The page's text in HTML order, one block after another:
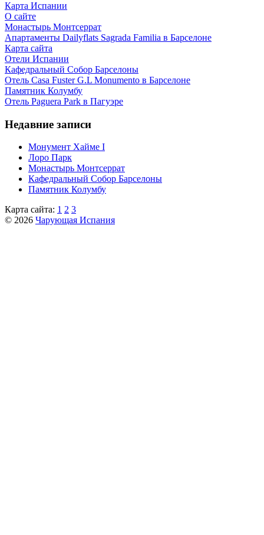
Карта Испании
О сайте
Монастырь Монтсеррат
Апартаменты Dailyflats Sagrada Familia в Барселоне
Карта сайта
Отели Испании
Кафeдрaльный Собор Барселоны
Отель Casa Fuster G.L Monumento в Барселоне
Пaмятник Колумбу
Отель Paguera Park в Пагуэре
Недавние записи
Монумент Хайме I
Лоро Парк
Монастырь Монтсеррат
Кафeдрaльный Собор Барселоны
Пaмятник Колумбу
Карта сайта: 1 2 3
© 2026 Чарующая Испания